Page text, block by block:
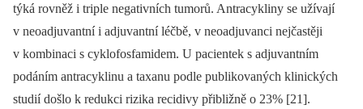
týká rovněž i triple negativních tumorů. Antracykliny se užívají
v neoadjuvantní i adjuvantní léčbě, v neoadjuvanci nejčastěji
v kombinaci s cyklofosfamidem. U pacientek s adjuvantním
podáním antracyklinu a taxanu podle publikovaných klinických
studií došlo k redukci rizika recidivy přibližně o 23% [21].